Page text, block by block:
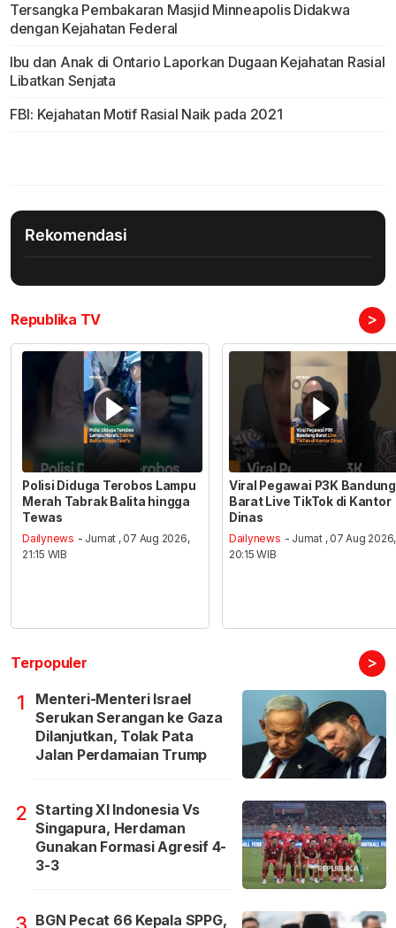
Tersangka Pembakaran Masjid Minneapolis Didakwa
dengan Kejahatan Federal
Ibu dan Anak di Ontario Laporkan Dugaan Kejahatan Rasial
Libatkan Senjata
FBI: Kejahatan Motif Rasial Naik pada 2021
Rekomendasi
Republika TV >
Polisi Diduga Terobos Lampu
Merah Tabrak Balita hingga
Tewas
Dailynews - Jumat , 07 Aug 2026,
21:15 WIB
Viral Pegawai P3K Bandung
Barat Live TikTok di Kantor
Dinas
Dailynews - Jumat , 07 Aug 2026,
20:15 WIB
Terpopuler >
1
Menteri-Menteri Israel
Serukan Serangan ke Gaza
Dilanjutkan, Tolak Pata
Jalan Perdamaian Trump
2 Starting XI Indonesia Vs
Singapura, Herdaman
Gunakan Formasi Agresif 4-
3-3
BGN Pecat 66 Kepala SPPG,